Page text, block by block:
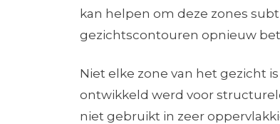
kan helpen om deze zones
gezichtscontouren opnieuw
Niet elke zone van het gezicht
ontwikkeld werd voor
niet gebruikt in zeer